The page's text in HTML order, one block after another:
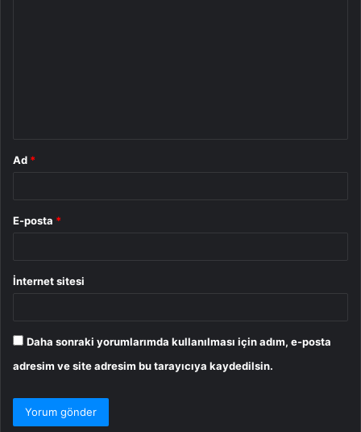
Ad *
E-posta *
İnternet sitesi
Daha sonraki yorumlarımda kullanılması için adım, e-posta
adresim ve site adresim bu tarayıcıya kaydedilsin.